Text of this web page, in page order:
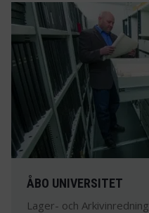
ÅBO UNIVERSITET
Lager- och Arkivinredning